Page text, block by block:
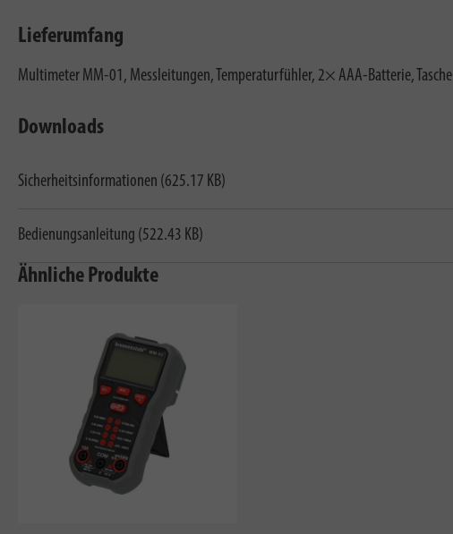
Lieferumfang
Multimeter MM-01, Messleitungen, Temperaturfühler, 2× AAA-Batterie, Tasche
Downloads
Sicherheitsinformationen (625.17 KB)
Bedienungsanleitung (522.43 KB)
Ähnliche Produkte